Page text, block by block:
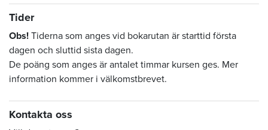
Tider
Obs! Tiderna som anges vid bokarutan är starttid första
dagen och sluttid sista dagen.
De poäng som anges är antalet timmar kursen ges. Mer
information kommer i välkomstbrevet.
Kontakta oss